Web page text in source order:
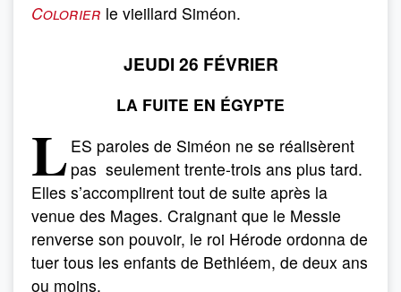
Colorier le vieillard Siméon.
JEUDI 26 FÉVRIER
LA FUITE EN ÉGYPTE
L ES paroles de Siméon ne se réalisèrent
pas seulement trente-trois ans plus tard.
Elles s’accomplirent tout de suite après la
venue des Mages. Craignant que le Messie
renverse son pouvoir, le roi Hérode ordonna de
tuer tous les enfants de Bethléem, de deux ans
ou moins.